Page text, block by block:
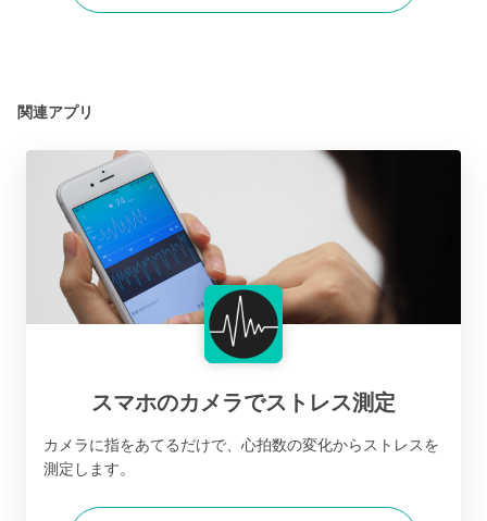
関連アプリ
スマホのカメラでストレス測定
カメラに指をあてるだけで、心拍数の変化からストレスを
測定します。